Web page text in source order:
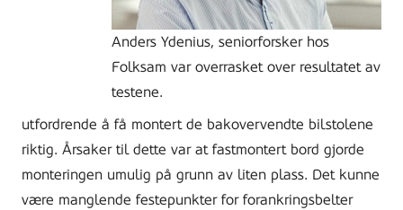
Anders Ydenius, seniorforsker hos
Folksam var overrasket over resultatet av
testene.
utfordrende å få montert de bakovervendte bilstolene
riktig. Årsaker til dette var at fastmontert bord gjorde
monteringen umulig på grunn av liten plass. Det kunne
være manglende festepunkter for forankringsbelter